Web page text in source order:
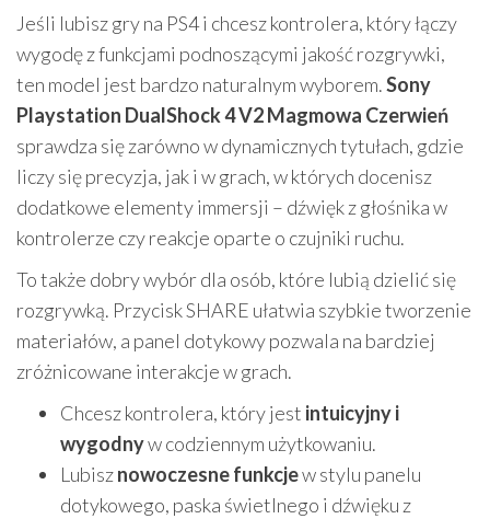
Jeśli lubisz gry na PS4 i chcesz kontrolera, który łączy
wygodę z funkcjami podnoszącymi jakość rozgrywki,
ten model jest bardzo naturalnym wyborem.Sony
Playstation DualShock 4 V2 Magmowa Czerwień
sprawdza się zarówno w dynamicznych tytułach, gdzie
liczy się precyzja, jak i w grach, w których docenisz
dodatkowe elementy immersji – dźwięk z głośnika w
kontrolerze czy reakcje oparte o czujniki ruchu.
To także dobry wybór dla osób, które lubią dzielić się
rozgrywką. Przycisk SHARE ułatwia szybkie tworzenie
materiałów, a panel dotykowy pozwala na bardziej
zróżnicowane interakcje w grach.
Chcesz kontrolera, który jest intuicyjny i
wygodnyw codziennym użytkowaniu.
Lubisznowoczesne funkcjew stylu panelu
dotykowego, paska świetlnego i dźwięku z